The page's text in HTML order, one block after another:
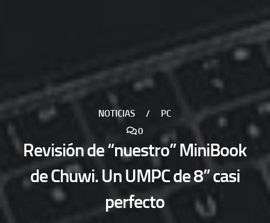
NOTICIAS /
PC
0
Revisión de “nuestro” MiniBook
de Chuwi. Un UMPC de 8” casi
perfecto